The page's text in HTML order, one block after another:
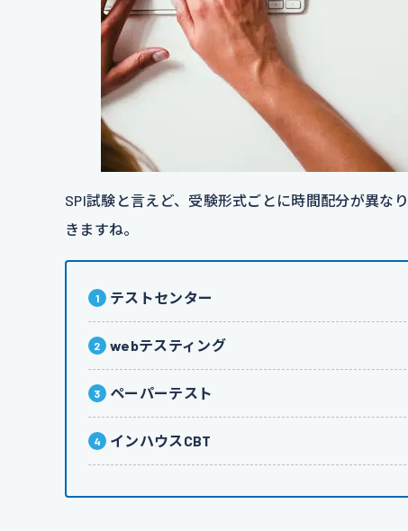
SPI試験と言えど、受験形式ごとに時間配分が異なり
きますね。
テストセンター
webテスティング
ペーパーテスト
インハウスCBT